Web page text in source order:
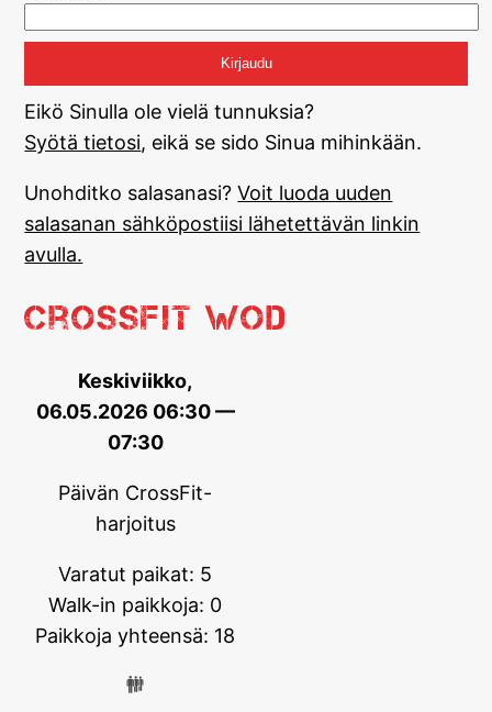
Eikö Sinulla ole vielä tunnuksia?
Syötä tietosi, eikä se sido Sinua mihinkään.
Unohditko salasanasi?Voit luoda uuden
salasanan sähköpostiisi lähetettävän linkin
avulla.
CrossFit WOD
Keskiviikko,
06.05.2026 06:30 —
07:30
Päivän CrossFit-
harjoitus
Varatut paikat: 5
Walk-in paikkoja: 0
Paikkoja yhteensä: 18